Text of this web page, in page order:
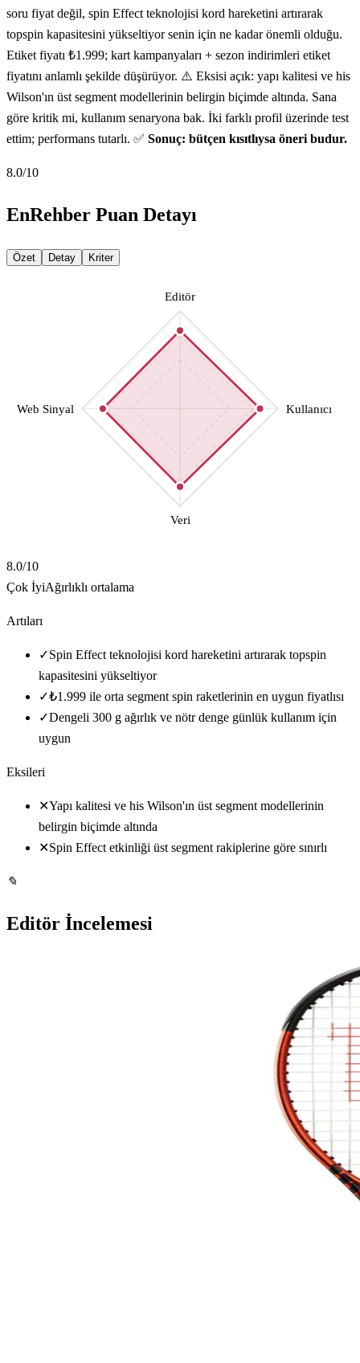
soru fiyat değil, spin Effect teknolojisi kord hareketini artırarak
topspin kapasitesini yükseltiyor senin için ne kadar önemli olduğu.
Etiket fiyatı ₺1.999; kart kampanyaları + sezon indirimleri etiket
fiyatını anlamlı şekilde düşürüyor. ⚠️ Eksisi açık: yapı kalitesi ve his
Wilson'ın üst segment modellerinin belirgin biçimde altında. Sana
göre kritik mi, kullanım senaryona bak. İki farklı profil üzerinde test
ettim; performans tutarlı. ✅ Sonuç: bütçen kısıtlıysa öneri budur.
8.0/10
EnRehber Puan Detayı
Özet Detay Kriter
Editör
Kullanıcı
Veri
Web Sinyal
8.0/10
Çok İyiAğırlıklı ortalama
Artıları
✓Spin Effect teknolojisi kord hareketini artırarak topspin
kapasitesini yükseltiyor
✓₺1.999 ile orta segment spin raketlerinin en uygun fiyatlısı
✓Dengeli 300 g ağırlık ve nötr denge günlük kullanım için
uygun
Eksileri
✕Yapı kalitesi ve his Wilson'ın üst segment modellerinin
belirgin biçimde altında
✕Spin Effect etkinliği üst segment rakiplerine göre sınırlı
✎
Editör İncelemesi